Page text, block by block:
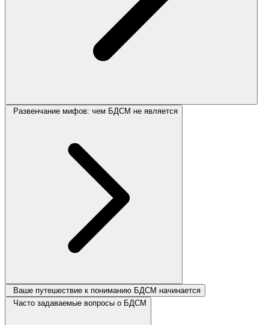
Развенчание мифов: чем БДСМ не является
Ваше путешествие к пониманию БДСМ начинается
Часто задаваемые вопросы о БДСМ